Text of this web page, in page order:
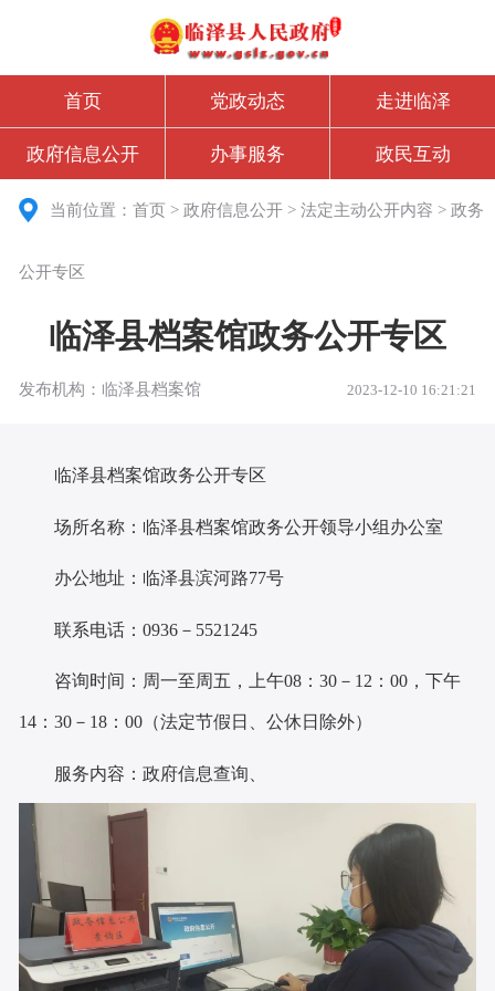
首页 党政动态 走进临泽
政府信息公开 办事服务 政民互动
当前位置：首页 >政府信息公开 >法定主动公开内容 >政务
公开专区
临泽县档案馆政务公开专区
发布机构：临泽县档案馆 2023-12-10 16:21:21
临泽县档案馆政务公开专区
场所名称： 临泽县档案馆政务公开领导小组办公室
办公地址： 临泽县滨河路77号
联系电话：0936－5521245
咨询时间：周一至周五，上午08 ：30 － 12 ：00 ，下午
14 ：30 － 18 ：00 （法定节假日、公休日除外）
服务内容：政府信息查询、